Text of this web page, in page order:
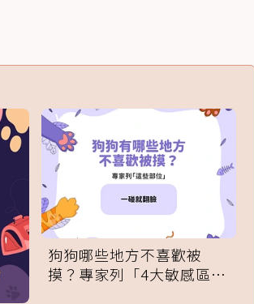
狗狗哪些地方不喜歡被
摸？專家列「4大敏感區